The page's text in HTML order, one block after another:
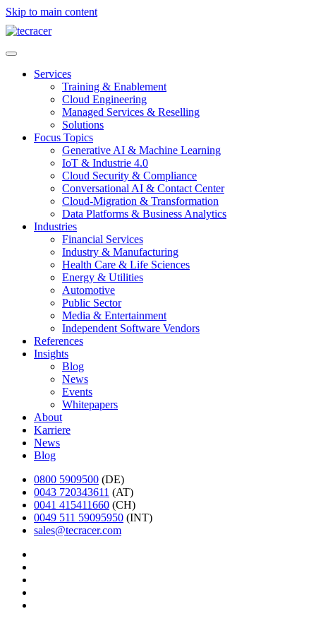
Skip to main content
Services
Training & Enablement
Cloud Engineering
Managed Services & Reselling
Solutions
Focus Topics
Generative AI & Machine Learning
IoT & Industrie 4.0
Cloud Security & Compliance
Conversational AI & Contact Center
Cloud-Migration & Transformation
Data Platforms & Business Analytics
Industries
Financial Services
Industry & Manufacturing
Health Care & Life Sciences
Energy & Utilities
Automotive
Public Sector
Media & Entertainment
Independent Software Vendors
References
Insights
Blog
News
Events
Whitepapers
About
Karriere
News
Blog
0800 5909500 (DE)
0043 720343611 (AT)
0041 415411660 (CH)
0049 511 59095950 (INT)
sales@tecracer.com